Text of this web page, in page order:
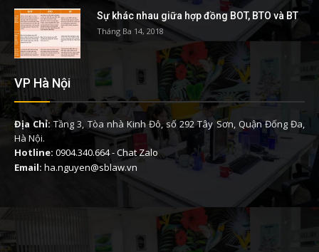
Sự khác nhau giữa hợp đồng BOT, BTO và BT
Tháng Ba 14, 2018
VP Hà Nội
Địa Chỉ: Tầng 3, Tòa nhà Kinh Đô, số 292 Tây Sơn, Quận Đống Đa,
Hà Nội.
Hotline: 0904.340.664-Chat Zalo
Email: ha.nguyen@sblaw.vn